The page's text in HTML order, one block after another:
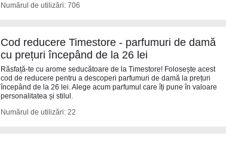
Numărul de utilizări: 706
Cod reducere Timestore - parfumuri de damă
cu prețuri începând de la 26 lei
Răsfață-te cu arome seducătoare de la Timestore! Folosește acest
cod de reducere pentru a descoperi parfumuri de damă la prețuri
începând de la 26 lei. Alege acum parfumul care îți pune în valoare
personalitatea și stilul.
Numărul de utilizări: 22